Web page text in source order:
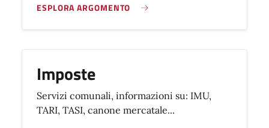
ESPLORA ARGOMENTO
Imposte
Servizi comunali, informazioni su: IMU,
TARI, TASI, canone mercatale...